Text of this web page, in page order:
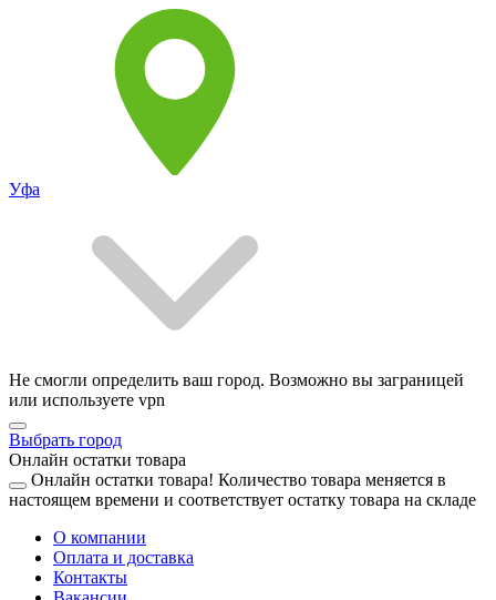
Уфа
Не смогли определить ваш город. Возможно вы заграницей
или используете vpn
Выбрать город
Онлайн остатки товара
Онлайн остатки товара! Количество товара меняется в
настоящем времени и соответствует остатку товара на складе
О компании
Оплата и доставка
Контакты